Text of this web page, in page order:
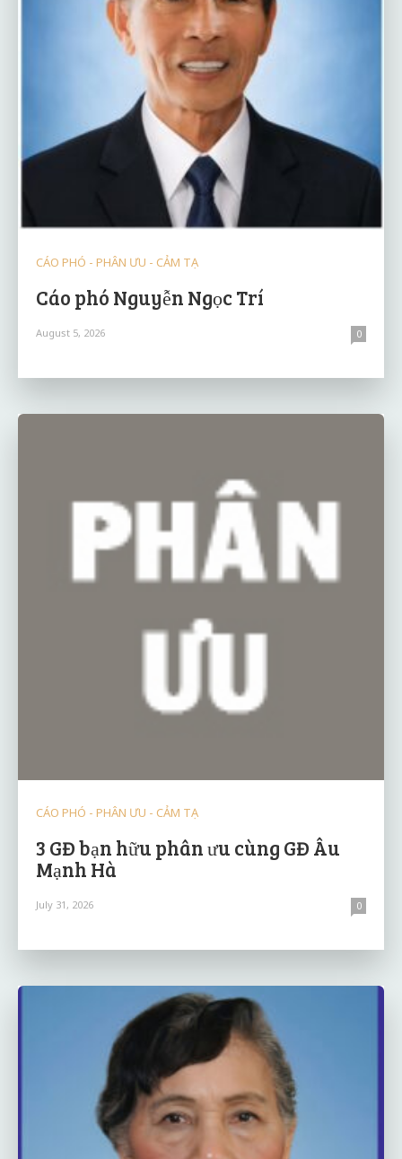
CÁO PHÓ - PHÂN ƯU - CẢM TẠ
Cáo phó Nguyễn Ngọc Trí
August 5, 2026 0
CÁO PHÓ - PHÂN ƯU - CẢM TẠ
3 GĐ bạn hữu phân ưu cùng GĐ Âu
Mạnh Hà
July 31, 2026 0